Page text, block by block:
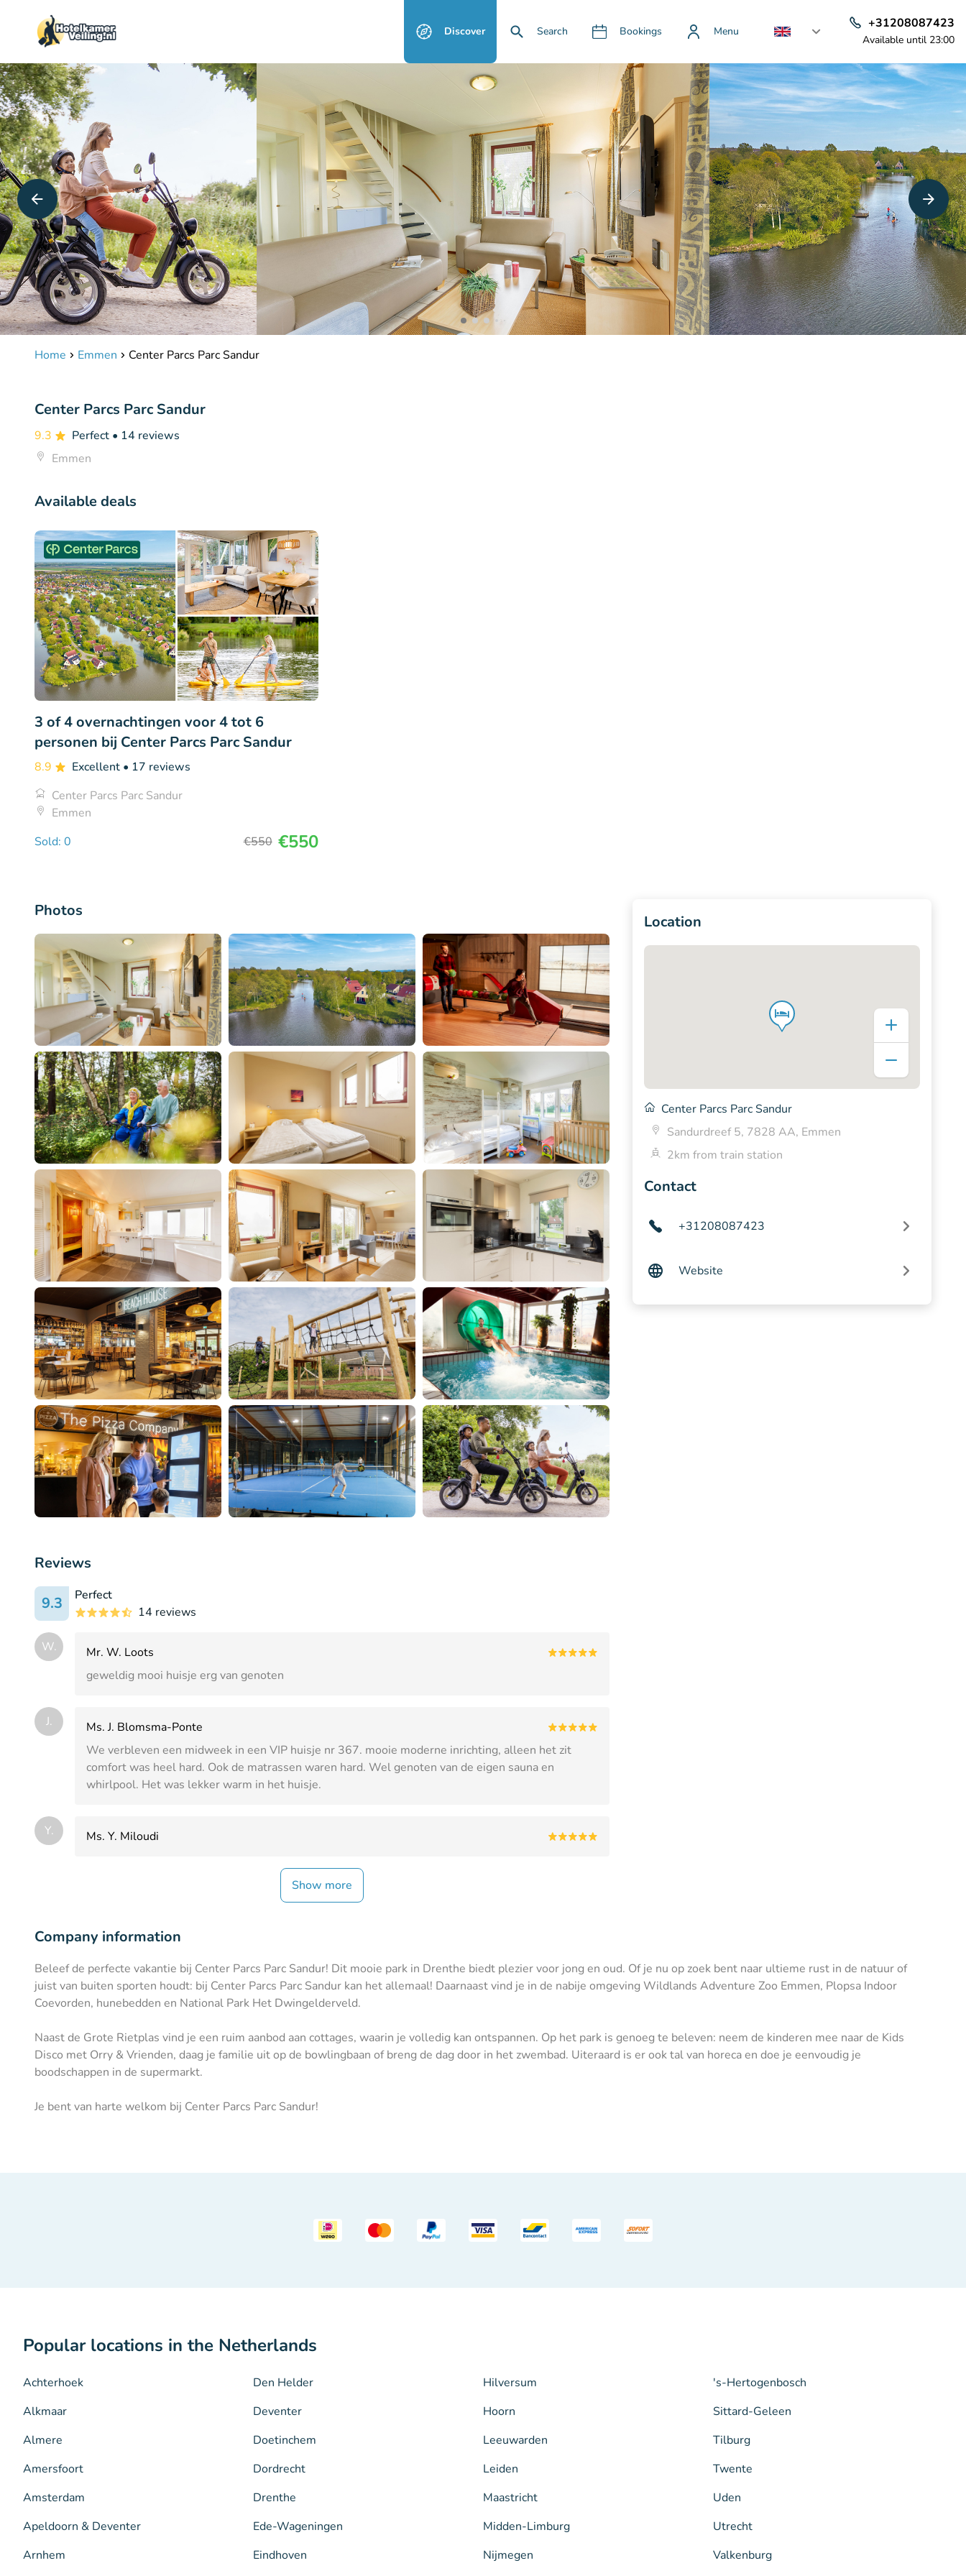
Discover Search Bookings Menu
+31208087423
Available until 23:00
Home Emmen Center Parcs Parc Sandur
Center Parcs Parc Sandur
9.3 Perfect • 14 reviews
Emmen
Available deals
3 of 4 overnachtingen voor 4 tot 6
personen bij Center Parcs Parc Sandur
8.9 Excellent • 17 reviews
Center Parcs Parc Sandur
Emmen
Sold: 0
€550 €550
Photos
Reviews
9.3
Perfect
14 reviews
W.
Mr. W. Loots
geweldig mooi huisje erg van genoten
J.
Ms. J. Blomsma-Ponte
We verbleven een midweek in een VIP huisje nr 367. mooie moderne inrichting, alleen het zit
comfort was heel hard. Ook de matrassen waren hard. Wel genoten van de eigen sauna en
whirlpool. Het was lekker warm in het huisje.
Y. Ms. Y. Miloudi
Show more
Location
Center Parcs Parc Sandur
Sandurdreef 5, 7828 AA, Emmen
2km from train station
Contact
+31208087423
Website
Company information
Beleef de perfecte vakantie bij Center Parcs Parc Sandur! Dit mooie park in Drenthe biedt plezier voor jong en oud. Of je nu op zoek bent naar ultieme rust in de natuur of
juist van buiten sporten houdt: bij Center Parcs Parc Sandur kan het allemaal! Daarnaast vind je in de nabije omgeving Wildlands Adventure Zoo Emmen, Plopsa Indoor
Coevorden, hunebedden en National Park Het Dwingelderveld.
Naast de Grote Rietplas vind je een ruim aanbod aan cottages, waarin je volledig kan ontspannen. Op het park is genoeg te beleven: neem de kinderen mee naar de Kids
Disco met Orry & Vrienden, daag je familie uit op de bowlingbaan of breng de dag door in het zwembad. Uiteraard is er ook tal van horeca en doe je eenvoudig je
boodschappen in de supermarkt.
Je bent van harte welkom bij Center Parcs Parc Sandur!
Popular locations in the Netherlands
Achterhoek
Alkmaar
Almere
Amersfoort
Amsterdam
Apeldoorn & Deventer
Arnhem
Den Helder
Deventer
Doetinchem
Dordrecht
Drenthe
Ede-Wageningen
Eindhoven
Hilversum
Hoorn
Leeuwarden
Leiden
Maastricht
Midden-Limburg
Nijmegen
's-Hertogenbosch
Sittard-Geleen
Tilburg
Twente
Uden
Utrecht
Valkenburg